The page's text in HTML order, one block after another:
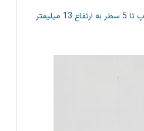
جت پرینتر jc-25 یکی از پرطرفدارترین جت پرینتر های کارتریجی می باشد. از این جت پرینتر برای چاپ تاریخ روی در بطری ، شیشه، چوب، پارچه و… می توان استفاده کرد. همچنین امکان چاپ تا 5 سطر به ارتفاع 13 میلیمتر